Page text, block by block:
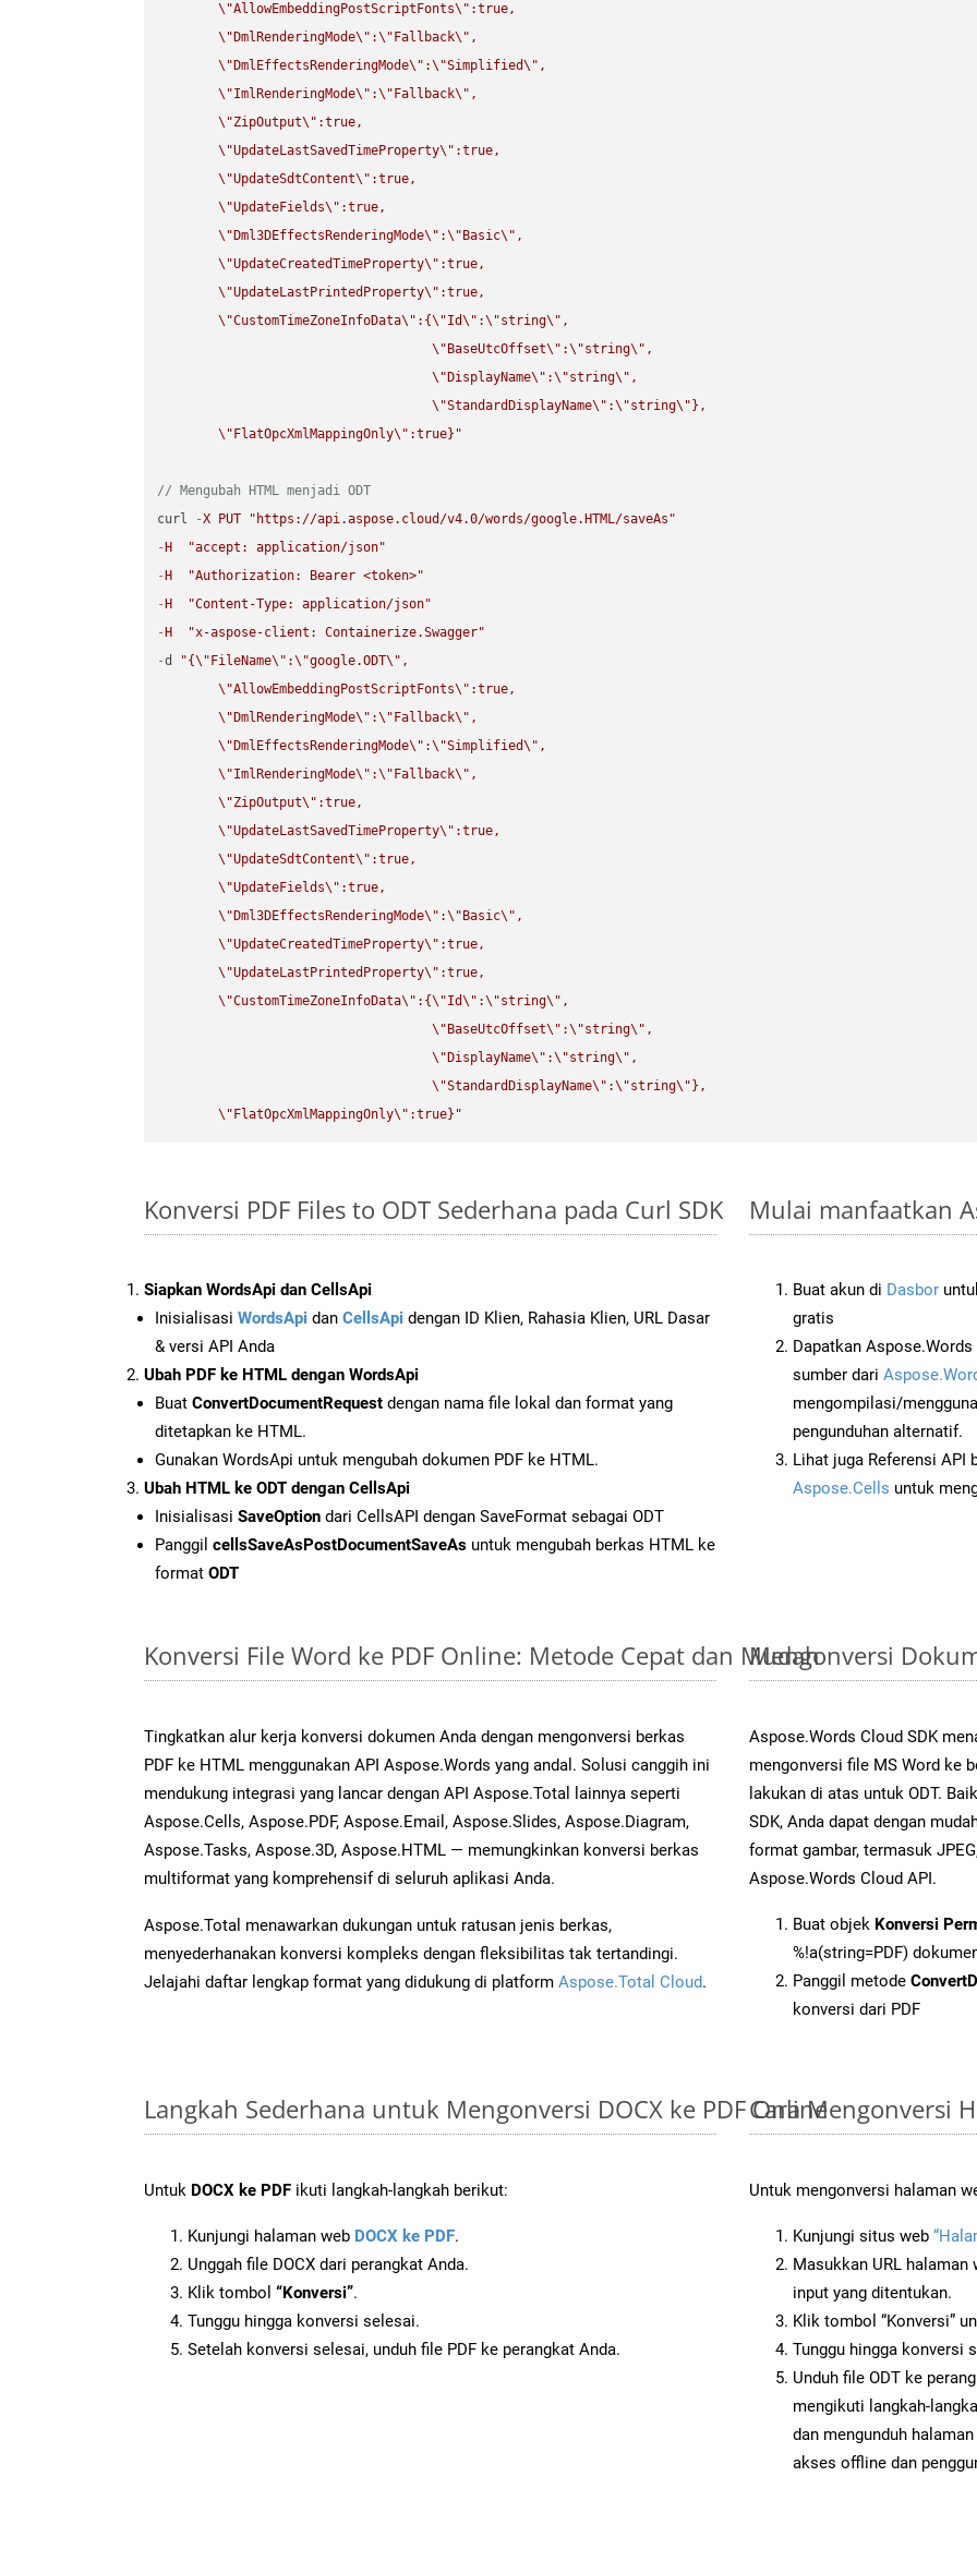
\"AllowEmbeddingPostScriptFonts\" :true,
\" DmlRenderingMode\" :\" Fallback\" ,
\" DmlEffectsRenderingMode\" :\"Simplified\" ,
\"ImlRenderingMode\" :\" Fallback\" ,
\"ZipOutput\" :true,
\"UpdateLastSavedTimeProperty\" :true,
\"UpdateSdtContent\" :true,
\"UpdateFields\" :true,
\" Dml3DEffectsRenderingMode\" :\" Basic\" ,
\"UpdateCreatedTimeProperty\" :true,
\"UpdateLastPrintedProperty\" :true,
\"CustomTimeZoneInfoData\" :{\"Id\" :\"string\" ,
\" BaseUtcOffset\" :\"string\" ,
\" DisplayName\" :\"string\" ,
\"StandardDisplayName\" :\"string\" },
\" FlatOpcXmlMappingOnly\" :true}"
// Mengubah HTML menjadi ODT
curl
-X PUT
"https://api.aspose.cloud/v4.0/words/google.HTML/saveAs"
- H
"accept: application/json"
- H
"Authorization: Bearer <token>"
- H
"Content-Type: application/json"
- H
"x-aspose-client: Containerize.Swagger"
-d "{\" FileName\" :\"google.ODT\" ,
\"AllowEmbeddingPostScriptFonts\" :true,
\" DmlRenderingMode\" :\" Fallback\" ,
\" DmlEffectsRenderingMode\" :\"Simplified\" ,
\"ImlRenderingMode\" :\" Fallback\" ,
\"ZipOutput\" :true,
\"UpdateLastSavedTimeProperty\" :true,
\"UpdateSdtContent\" :true,
\"UpdateFields\" :true,
\" Dml3DEffectsRenderingMode\" :\" Basic\" ,
\"UpdateCreatedTimeProperty\" :true,
\"UpdateLastPrintedProperty\" :true,
\"CustomTimeZoneInfoData\" :{\"Id\" :\"string\" ,
\" BaseUtcOffset\" :\"string\" ,
\" DisplayName\" :\"string\" ,
\"StandardDisplayName\" :\"string\" },
\" FlatOpcXmlMappingOnly\" :true}"
Konversi PDF Files to ODT Sederhana pada Curl SDK
Siapkan WordsApi dan CellsApi
Inisialisasi WordsApi dan CellsApi dengan ID Klien, Rahasia Klien, URL Dasar
& versi API Anda
Ubah PDF ke HTML dengan WordsApi
Buat ConvertDocumentRequest dengan nama file lokal dan format yang
ditetapkan ke HTML.
Gunakan WordsApi untuk mengubah dokumen PDF ke HTML.
Ubah HTML ke ODT dengan CellsApi
Inisialisasi SaveOption dari CellsAPI dengan SaveFormat sebagai ODT
Panggil cellsSaveAsPostDocumentSaveAs untuk mengubah berkas HTML ke
format ODT
Mulai manfaatkan
Buat akun di Dasbor
gratis
Dapatkan
sumber dari
mengompilasi/
pengunduhan alternatif.
Lihat juga Referensi API
Aspose.Cells untuk
Konversi File Word ke PDF Online: Metode Cepat dan Mudah
Tingkatkan alur kerja konversi dokumen Anda dengan mengonversi berkas
PDF ke HTML menggunakan API Aspose.Words yang andal. Solusi canggih ini
mendukung integrasi yang lancar dengan API Aspose.Total lainnya seperti
Aspose.Cells, Aspose.PDF, Aspose.Email, Aspose.Slides, Aspose.Diagram,
Aspose.Tasks, Aspose.3D, Aspose.HTML — memungkinkan konversi berkas
multiformat yang komprehensif di seluruh aplikasi Anda.
Aspose.Total menawarkan dukungan untuk ratusan jenis berkas,
menyederhanakan konversi kompleks dengan fleksibilitas tak tertandingi.
Jelajahi daftar lengkap format yang didukung di platform Aspose.Total Cloud.
Mengonversi
Aspose.Words Cloud SDK
mengonversi file MS Word ke
lakukan di atas untuk ODT.
SDK, Anda dapat dengan
format gambar, termasuk
Aspose.Words Cloud API.
Buat objek Konversi
%!a(string=PDF)
Panggil metode
konversi dari PDF
Langkah Sederhana untuk Mengonversi DOCX ke PDF Online
Untuk DOCX ke PDF ikuti langkah-langkah berikut:
Kunjungi halaman web DOCX ke PDF.
Unggah file DOCX dari perangkat Anda.
Klik tombol “Konversi”.
Tunggu hingga konversi selesai.
Setelah konversi selesai, unduh file PDF ke perangkat Anda.
Cara Mengonversi
Untuk mengonversi halaman
Kunjungi situs web
Masukkan URL
input yang ditentukan.
Klik tombol “Konversi”
Tunggu hingga konversi
Unduh file ODT ke
mengikuti langkah-
dan mengunduh
akses offline dan